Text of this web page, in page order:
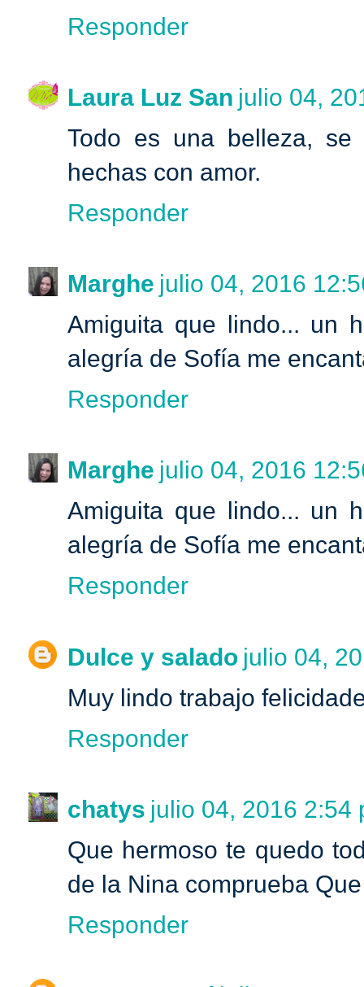
Responder
Laura Luz San julio 04,
Todo es una belleza,
hechas con amor.
Responder
Marghe julio 04, 2016
Amiguita que lindo... un
alegría de Sofía me
Responder
Marghe julio 04, 2016
Amiguita que lindo... un
alegría de Sofía me
Responder
Dulce y salado julio 04,
Muy lindo trabajo
Responder
chatys julio 04, 2016 2:54
Que hermoso te quedo
de la Nina comprueba
Responder